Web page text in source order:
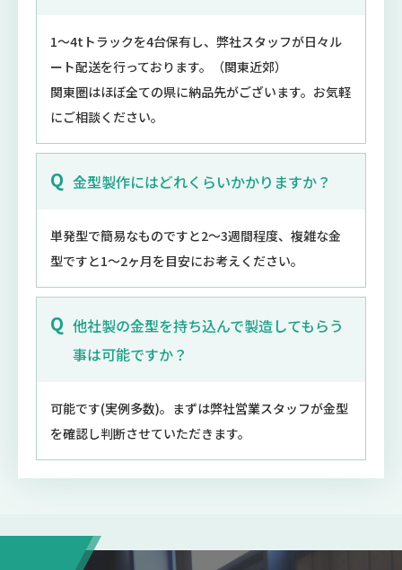
1～4tトラックを4台保有し、弊社スタッフが日々ル
ート配送を行っております。（関東近郊）
関東圏はほぼ全ての県に納品先がございます。お気軽
にご相談ください。
金型製作にはどれくらいかかりますか？
単発型で簡易なものですと2～3週間程度、複雑な金
型ですと1～2ヶ月を目安にお考えください。
他社製の金型を持ち込んで製造してもらう
事は可能ですか？
可能です(実例多数)。まずは弊社営業スタッフが金型
を確認し判断させていただきます。